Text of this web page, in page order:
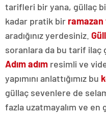
tarifleri bir yana, güllaç
kadar pratik bir ramazan
aradığınız yerdesiniz.
soranlara da bu tarif ilaç
Adım adım resimli ve
yapımını anlattığımız bu
güllaç sevenlere de
fazla uzatmayalım ve